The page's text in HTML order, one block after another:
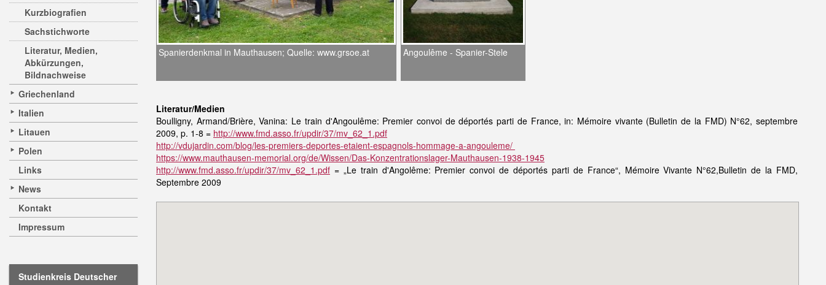
Kurzbiografien
Sachstichworte
Literatur, Medien,
Abkürzungen,
Bildnachweise
Griechenland
Italien
Litauen
Polen
Links
News
Kontakt
Impressum
Studienkreis Deutscher
Spanierdenkmal in Mauthausen; Quelle: www.grsoe.at Angoulême - Spanier-Stele
Literatur/Medien
Boulligny, Armand/Brière, Vanina: Le train d'Angoulême: Premier convoi de déportés parti de France, in: Mémoire vivante (Bulletin de la FMD) N°62, septembre
2009, p. 1-8 = http://www.fmd.asso.fr/updir/37/mv_62_1.pdf
http://vdujardin.com/blog/les-premiers-deportes-etaient-espagnols-hommage-a-angouleme/
https://www.mauthausen-memorial.org/de/Wissen/Das-Konzentrationslager-Mauthausen-1938-1945
http://www.fmd.asso.fr/updir/37/mv_62_1.pdf = „Le train d'Angolême: Premier convoi de déportés parti de France“, Mémoire Vivante N°62,Bulletin de la FMD,
Septembre 2009